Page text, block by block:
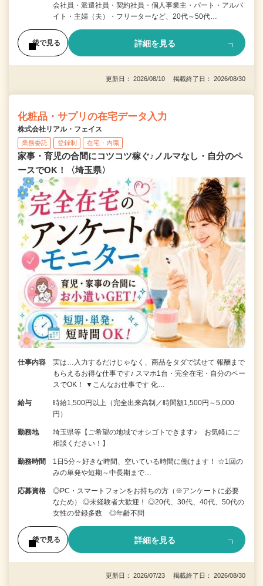
会社員・派遣社員・契約社員・個人事業主・パート・アルバ
イト・主婦（夫）・フリーターなど、20代～50代…
後で見る 詳細を見る
更新日： 2026/08/10 掲載終了日： 2026/08/30
化粧品・サプリの在宅データ入力
株式会社リアル・フェイス
業務委託 登録制 在宅・内職
家事・育児の合間にコツコツ稼ぐ♪ノルマなし・自分のペ
ースでOK！〈埼玉県〉
仕事内容
実は…入力するだけじゃなく、商品をタダで試せて 報酬まで
もらえるお得な仕事です♪ スマホ1台・完全在宅・自分のペー
スでOK！ ▼こんなお仕事です 化…
給与
時給1,500円以上（完全出来高制／時間額1,500円～5,000
円）
勤務地
埼玉県等【ご希望の地域でオシゴトできます♪ お気軽にご
相談ください！】
勤務時間
1日5分～好きな時間、空いている時間に働けます！ ☆1回の
みの単発や短期～中長期まで…
応募資格
◎PC・スマートフォンをお持ちの方（※アンケートに必要
なため） ◎未経験者大歓迎！ ◎20代、30代、40代、50代の
女性の登録多数 ◎年齢不問
後で見る 詳細を見る
更新日： 2026/07/23 掲載終了日： 2026/08/30